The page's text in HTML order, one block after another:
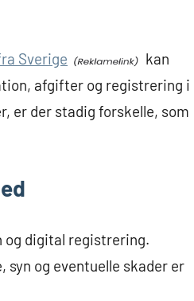
Sverige
kan
afgifter og registrering i
er der stadig forskelle, som
og digital registrering.
og eventuelle skader er